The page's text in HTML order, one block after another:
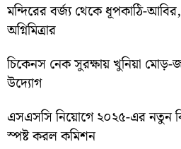
মন্দিরের বর্জ্য থেকে ধূপকাঠি-
অগ্নিমিত্রার
চিকেনস নেক সুরক্ষায় খুনিয়া
উদ্যোগ
এসএসসি নিয়োগে ২০২৫-এর নতুন
স্পষ্ট করল কমিশন